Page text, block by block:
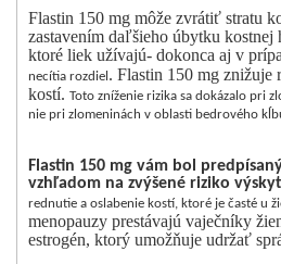
Flastin 150 mg môže zvrátiť stratu
zastavením daľšieho úbytku kostnej
ktoré liek užívajú- dokonca aj v
necítia rozdiel . Flastin 150 mg
kostí. Toto zníženie rizika sa dokázalo pri
nie pri zlomeninách v oblasti bedrového
Flastin 150 mg vám bol
vzhľadom na zvýšené riziko
rednutie a oslabenie kostí, ktoré je časté u
menopauzy prestávajú vaječníky
estrogén, ktorý umožňuje udržať